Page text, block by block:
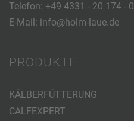
Telefon: +49 4331 - 20 174 - 0
E-Mail: info@holm-laue.de
PRODUKTE
KÄLBERFÜTTERUNG
CALFEXPERT